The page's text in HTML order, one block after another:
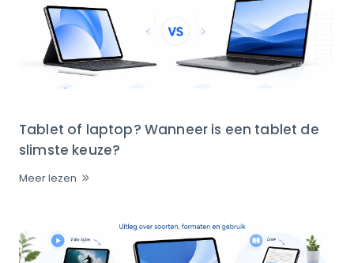
Tablet of laptop? Wanneer is een tablet de
slimste keuze?
Meer lezen